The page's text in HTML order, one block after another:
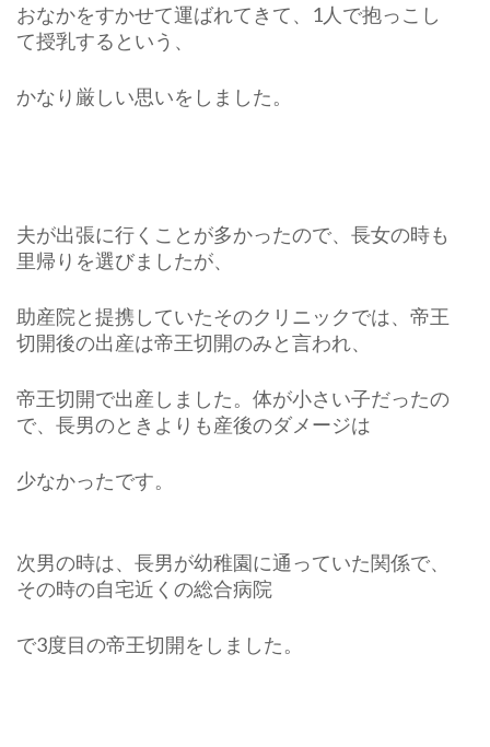
おなかをすかせて運ばれてきて、1人で抱っこし
て授乳するという、
かなり厳しい思いをしました。
夫が出張に行くことが多かったので、長女の時も
里帰りを選びましたが、
助産院と提携していたそのクリニックでは、帝王
切開後の出産は帝王切開のみと言われ、
帝王切開で出産しました。体が小さい子だったの
で、長男のときよりも産後のダメージは
少なかったです。
次男の時は、長男が幼稚園に通っていた関係で、
その時の自宅近くの総合病院
で3度目の帝王切開をしました。